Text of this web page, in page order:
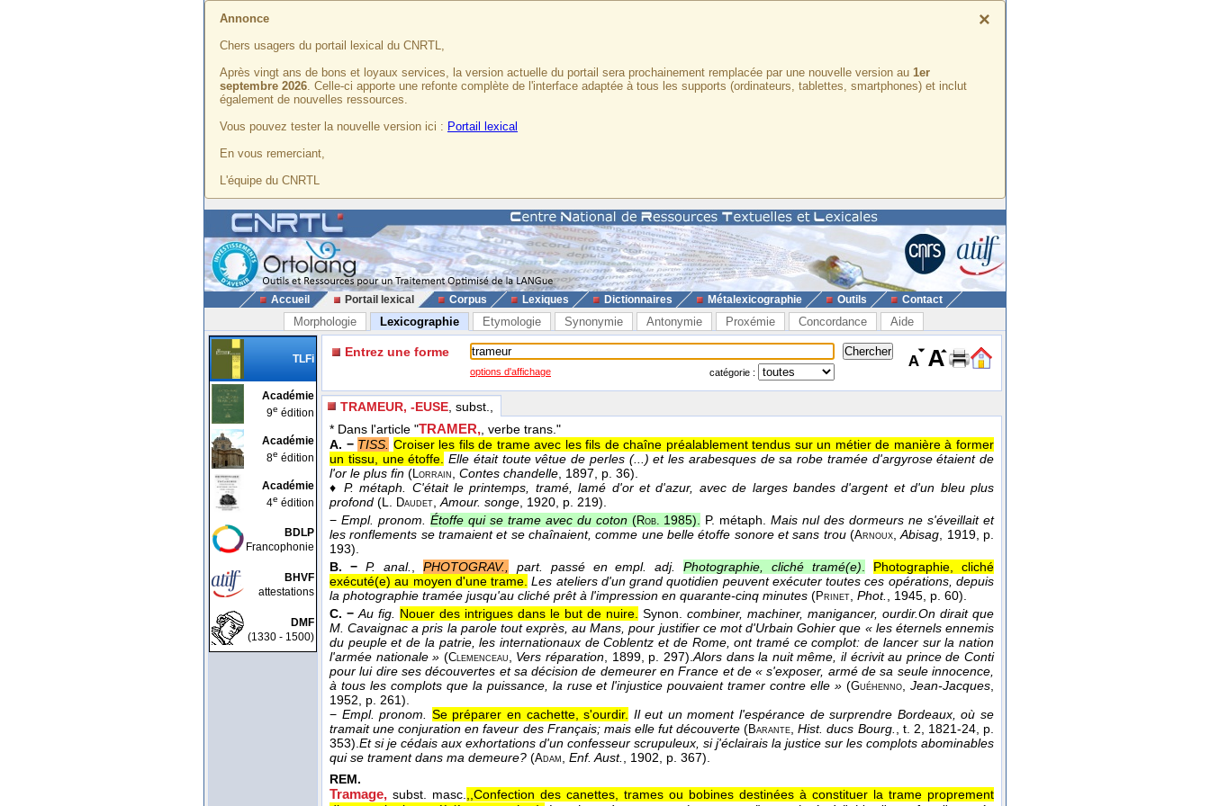
×
Annonce
Chers usagers du portail lexical du CNRTL,
Après vingt ans de bons et loyaux services, la version actuelle du portail sera prochainement remplacée par une nouvelle version au 1er
septembre 2026. Celle-ci apporte une refonte complète de l'interface adaptée à tous les supports (ordinateurs, tablettes, smartphones) et inclut
également de nouvelles ressources.
Vous pouvez tester la nouvelle version ici : Portail lexical
En vous remerciant,
L'équipe du CNRTL
Accueil Portail lexical Corpus Lexiques Dictionnaires Métalexicographie Outils Contact
Morphologie Lexicographie Etymologie Synonymie Antonymie Proxémie Concordance Aide
TLFi
Académie
9e édition
Académie
8e édition
Académie
4e édition
BDLP
Francophonie
BHVF
attestations
DMF
(1330 - 1500)
Entrez une forme
options d'affichage catégorie :
TRAMEUR, -EUSE , subst.,
* Dans l'article "TRAMER,, verbe trans."
A. − TISS. Croiser les fils de trame avec les fils de chaîne préalablement tendus sur un métier de manière à former
un tissu, une étoffe. Elle était toute vêtue de perles (...) et les arabesques de sa robe tramée d'argyrose étaient de
l'or le plus fin (Lorrain, Contes chandelle, 1897, p. 36).
♦ P. métaph. C'était le printemps, tramé, lamé d'or et d'azur, avec de larges bandes d'argent et d'un bleu plus
profond (L. Daudet,Amour. songe, 1920, p. 219).
− Empl. pronom. Étoffe qui se trame avec du coton(Rob. 1985). P. métaph. Mais nul des dormeurs ne s'éveillait et
les ronflements se tramaient et se chaînaient, comme une belle étoffe sonore et sans trou(Arnoux,Abisag, 1919, p.
193).
B. − P. anal., PHOTOGRAV., part. passé en empl. adj. Photographie, cliché tramé(e).
Photographie, cliché
exécuté(e) au moyen d'une trame. Les ateliers d'un grand quotidien peuvent exécuter toutes ces opérations, depuis
la photographie tramée jusqu'au cliché prêt à l'impression en quarante-cinq minutes (Prinet, Phot., 1945, p. 60).
C. − Au fig. Nouer des intrigues dans le but de nuire. Synon. combiner, machiner, manigancer, ourdir.On dirait que
M. Cavaignac a pris la parole tout exprès, au Mans, pour justifier ce mot d'Urbain Gohier que « les éternels ennemis
du peuple et de la patrie, les internationaux de Coblentz et de Rome, ont tramé ce complot: de lancer sur la nation
l'armée nationale » (Clemenceau, Vers réparation, 1899, p. 297).Alors dans la nuit même, il écrivit au prince de Conti
pour lui dire ses découvertes et sa décision de demeurer en France et de « s'exposer, armé de sa seule innocence,
à tous les complots que la puissance, la ruse et l'injustice pouvaient tramer contre elle » (Guéhenno,Jean-Jacques,
1952, p. 261).
− Empl. pronom. Se préparer en cachette, s'ourdir. Il eut un moment l'espérance de surprendre Bordeaux, où se
tramait une conjuration en faveur des Français; mais elle fut découverte (Barante,Hist. ducs Bourg., t. 2, 1821-24, p.
353).Et si je cédais aux exhortations d'un confesseur scrupuleux, si j'éclairais la justice sur les complots abominables
qui se trament dans ma demeure? (Adam, Enf. Aust., 1902, p. 367).
REM.
Tramage, subst. masc.,,Confection des canettes, trames ou bobines destinées à constituer la trame proprement